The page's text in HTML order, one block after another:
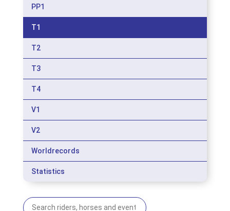
PP1
T1
T2
T3
T4
V1
V2
Worldrecords
Statistics